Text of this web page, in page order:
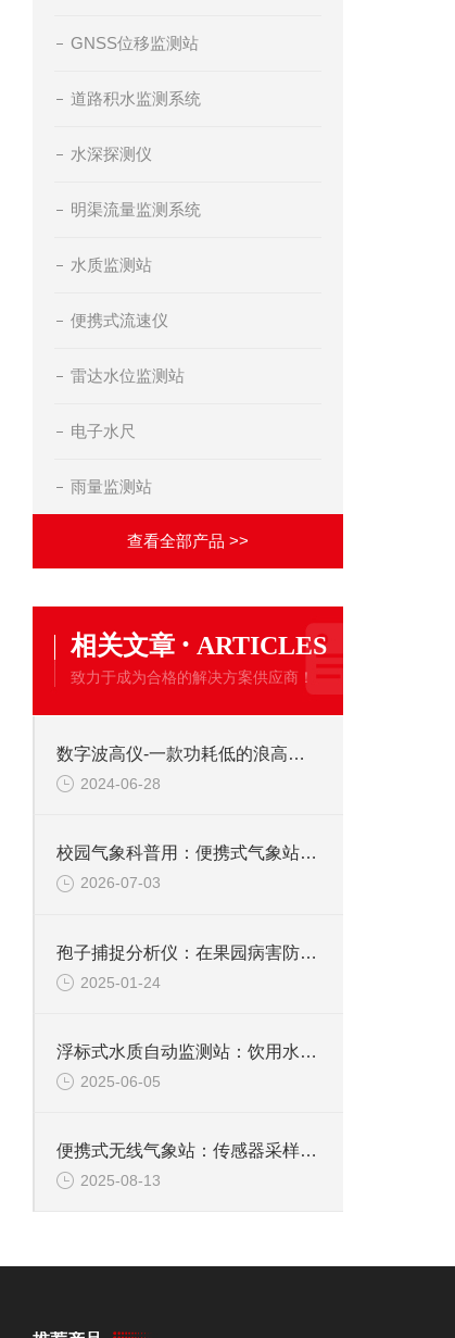
GNSS位移监测站
道路积水监测系统
水深探测仪
明渠流量监测系统
水质监测站
便携式流速仪
雷达水位监测站
电子水尺
雨量监测站
查看全部产品 >>
相关文章 · ARTICLES
致力于成为合格的解决方案供应商！
数字波高仪-一款功耗低的浪高仪2024全国顺丰包邮
2024-06-28
校园气象科普用：便携式气象站触屏可视化展示，户外教学随带随测直观易懂
2026-07-03
孢子捕捉分析仪：在果园病害防控中的重要作用，帮助果农提高产量和品质
2025-01-24
浮标式水质自动监测站：饮用水源地潜在污染风险，支持应急封堵与水质净化
2025-06-05
便携式无线气象站：传感器采样频率可调，适应动态监测需求
2025-08-13